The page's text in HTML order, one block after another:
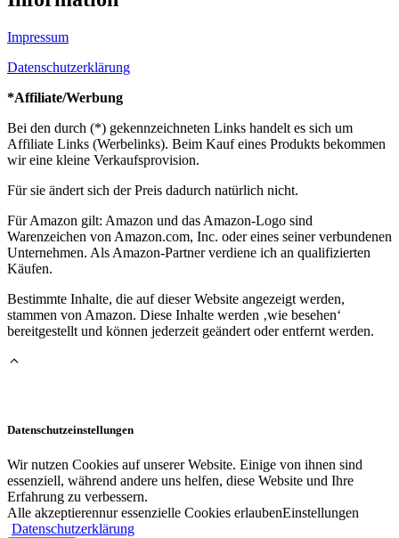
Impressum
Datenschutzerklärung
*Affiliate/Werbung
Bei den durch (*) gekennzeichneten Links handelt es sich um
Affiliate Links (Werbelinks). Beim Kauf eines Produkts bekommen
wir eine kleine Verkaufsprovision.
Für sie ändert sich der Preis dadurch natürlich nicht.
Für Amazon gilt: Amazon und das Amazon-Logo sind
Warenzeichen von Amazon.com, Inc. oder eines seiner verbundenen
Unternehmen. Als Amazon-Partner verdiene ich an qualifizierten
Käufen.
Bestimmte Inhalte, die auf dieser Website angezeigt werden,
stammen von Amazon. Diese Inhalte werden ‚wie besehen‘
bereitgestellt und können jederzeit geändert oder entfernt werden.
Datenschutzeinstellungen
Wir nutzen Cookies auf unserer Website. Einige von ihnen sind
essenziell, während andere uns helfen, diese Website und Ihre
Erfahrung zu verbessern.
Alle akzeptierennur essenzielle Cookies erlaubenEinstellungen
Datenschutzerklärung